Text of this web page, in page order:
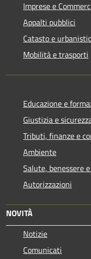
Imprese e
Appalti pubblici
Catasto e
Mobilità e trasporti
Educazione e
Giustizia e
Tributi, finanze e
Ambiente
Salute, benessere
Autorizzazioni
NOVITÀ
Notizie
Comunicati